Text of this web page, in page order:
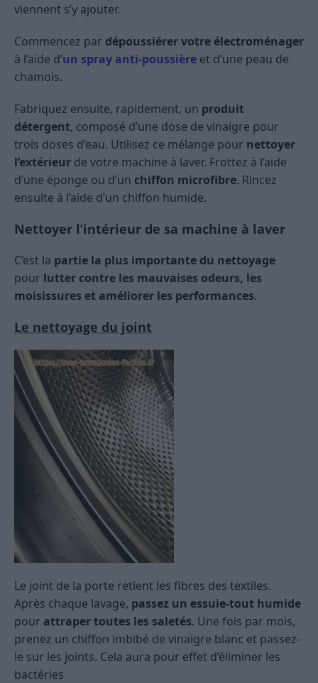
viennent s’y ajouter.
Commencez par dépoussiérer votre électroménager
à l’aide d’un spray anti-poussière et d’une peau de
chamois.
Fabriquez ensuite, rapidement, un produit
détergent, composé d’une dose de vinaigre pour
trois doses d’eau. Utilisez ce mélange pour nettoyer
l’extérieur de votre machine à laver. Frottez à l’aide
d’une éponge ou d’un chiffon microfibre. Rincez
ensuite à l’aide d’un chiffon humide.
Nettoyer l’intérieur de sa machine à laver
C’est la partie la plus importante du nettoyage
pour lutter contre les mauvaises odeurs, les
moisissures et améliorer les performances.
Le nettoyage du joint
Le joint de la porte retient les fibres des textiles.
Après chaque lavage, passez un essuie-tout humide
pour attraper toutes les saletés. Une fois par mois,
prenez un chiffon imbibé de vinaigre blanc et passez-
le sur les joints. Cela aura pour effet d’éliminer les
bactéries